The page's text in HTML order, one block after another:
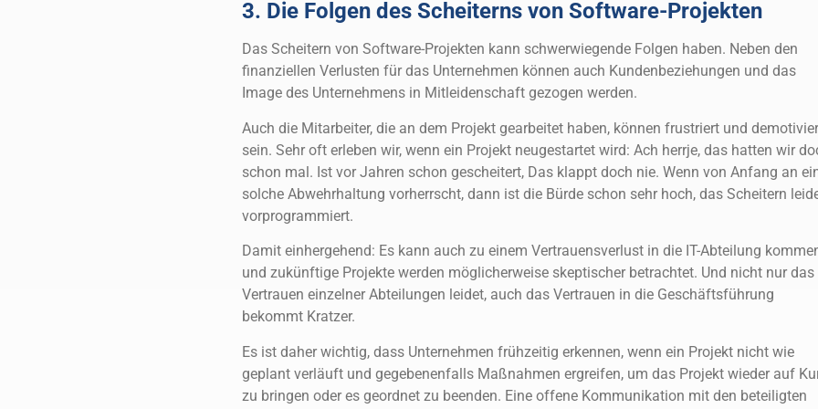
3. Die Folgen des Scheiterns von Software-Projekten
Das Scheitern von Software-Projekten kann schwerwiegende Folgen haben. Neben den
finanziellen Verlusten für das Unternehmen können auch Kundenbeziehungen und das
Image des Unternehmens in Mitleidenschaft gezogen werden.
Auch die Mitarbeiter, die an dem Projekt gearbeitet haben, können frustriert und
sein. Sehr oft erleben wir, wenn ein Projekt neugestartet wird: Ach herrje, das hatten wir
schon mal. Ist vor Jahren schon gescheitert, Das klappt doch nie. Wenn von Anfang an
solche Abwehrhaltung vorherrscht, dann ist die Bürde schon sehr hoch, das Scheitern
vorprogrammiert.
Damit einhergehend: Es kann auch zu einem Vertrauensverlust in die IT-Abteilung
und zukünftige Projekte werden möglicherweise skeptischer betrachtet. Und nicht nur das
Vertrauen einzelner Abteilungen leidet, auch das Vertrauen in die Geschäftsführung
bekommt Kratzer.
Es ist daher wichtig, dass Unternehmen frühzeitig erkennen, wenn ein Projekt nicht wie
geplant verläuft und gegebenenfalls Maßnahmen ergreifen, um das Projekt wieder auf
zu bringen oder es geordnet zu beenden. Eine offene Kommunikation mit den beteiligten